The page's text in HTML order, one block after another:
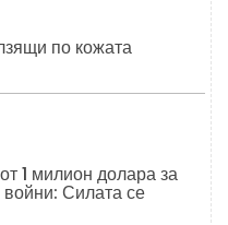
по кожата
1 милион долара за
Силата се